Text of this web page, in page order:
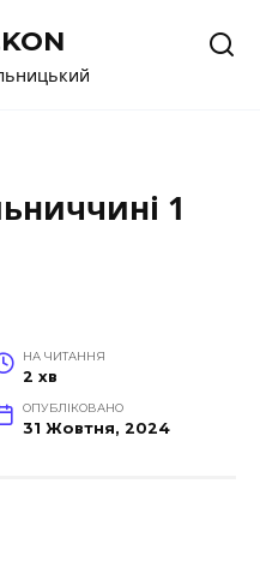
1
НА ЧИТАННЯ
2 хв
ОПУБЛІКОВАНО
31 Жовтня, 2024